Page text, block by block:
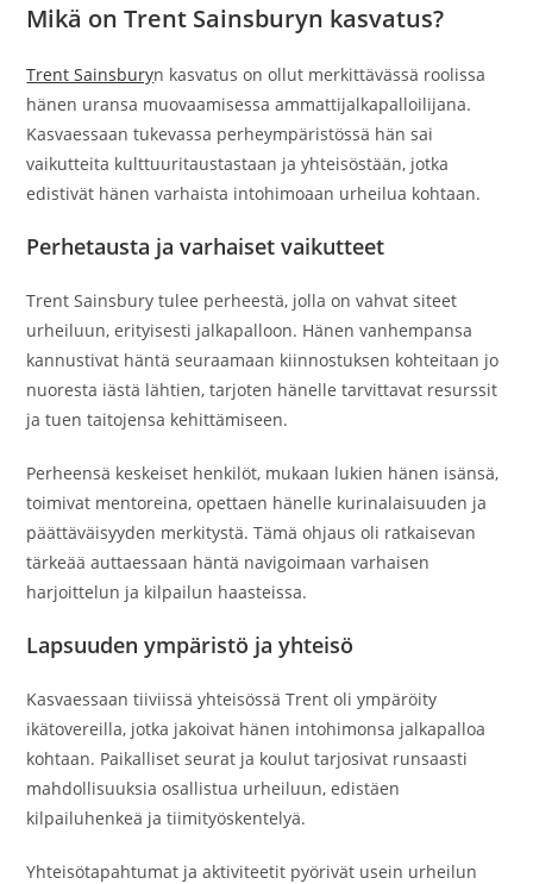
Mikä on Trent Sainsburyn kasvatus?
Trent Sainsburyn kasvatus on ollut merkittävässä roolissa
hänen uransa muovaamisessa ammattijalkapalloilijana.
Kasvaessaan tukevassa perheympäristössä hän sai
vaikutteita kulttuuritaustastaan ja yhteisöstään, jotka
edistivät hänen varhaista intohimoaan urheilua kohtaan.
Perhetausta ja varhaiset vaikutteet
Trent Sainsbury tulee perheestä, jolla on vahvat siteet
urheiluun, erityisesti jalkapalloon. Hänen vanhempansa
kannustivat häntä seuraamaan kiinnostuksen kohteitaan jo
nuoresta iästä lähtien, tarjoten hänelle tarvittavat resurssit
ja tuen taitojensa kehittämiseen.
Perheensä keskeiset henkilöt, mukaan lukien hänen isänsä,
toimivat mentoreina, opettaen hänelle kurinalaisuuden ja
päättäväisyyden merkitystä. Tämä ohjaus oli ratkaisevan
tärkeää auttaessaan häntä navigoimaan varhaisen
harjoittelun ja kilpailun haasteissa.
Lapsuuden ympäristö ja yhteisö
Kasvaessaan tiiviissä yhteisössä Trent oli ympäröity
ikätovereilla, jotka jakoivat hänen intohimonsa jalkapalloa
kohtaan. Paikalliset seurat ja koulut tarjosivat runsaasti
mahdollisuuksia osallistua urheiluun, edistäen
kilpailuhenkeä ja tiimityöskentelyä.
Yhteisötapahtumat ja aktiviteetit pyörivät usein urheilun